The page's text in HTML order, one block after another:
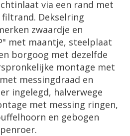
via een rand met
filtrand. Dekselring
zwaardje en
" met maantje, steelplaat
borgoog met dezelfde
montage met
met messingdraad en
ingelegd, halverwege
met messing ringen,
en gebogen
.